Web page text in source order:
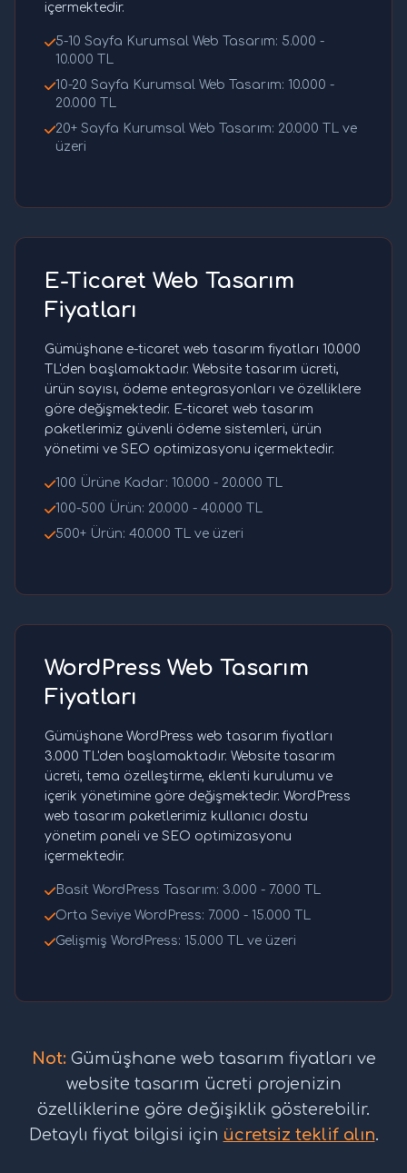
içermektedir.
5-10 Sayfa Kurumsal Web Tasarım: 5.000 -
10.000 TL
10-20 Sayfa Kurumsal Web Tasarım: 10.000 -
20.000 TL
20+ Sayfa Kurumsal Web Tasarım: 20.000 TL ve
üzeri
E-Ticaret Web Tasarım
Fiyatları
Gümüşhane e-ticaret web tasarım fiyatları 10.000
TL'den başlamaktadır. Website tasarım ücreti,
ürün sayısı, ödeme entegrasyonları ve özelliklere
göre değişmektedir. E-ticaret web tasarım
paketlerimiz güvenli ödeme sistemleri, ürün
yönetimi ve SEO optimizasyonu içermektedir.
100 Ürüne Kadar: 10.000 - 20.000 TL
100-500 Ürün: 20.000 - 40.000 TL
500+ Ürün: 40.000 TL ve üzeri
WordPress Web Tasarım
Fiyatları
Gümüşhane WordPress web tasarım fiyatları
3.000 TL'den başlamaktadır. Website tasarım
ücreti, tema özelleştirme, eklenti kurulumu ve
içerik yönetimine göre değişmektedir. WordPress
web tasarım paketlerimiz kullanıcı dostu
yönetim paneli ve SEO optimizasyonu
içermektedir.
Basit WordPress Tasarım: 3.000 - 7.000 TL
Orta Seviye WordPress: 7.000 - 15.000 TL
Gelişmiş WordPress: 15.000 TL ve üzeri
Not:Gümüşhane web tasarım fiyatları ve
website tasarım ücreti projenizin
özelliklerine göre değişiklik gösterebilir.
Detaylı fiyat bilgisi için ücretsiz teklif alın.